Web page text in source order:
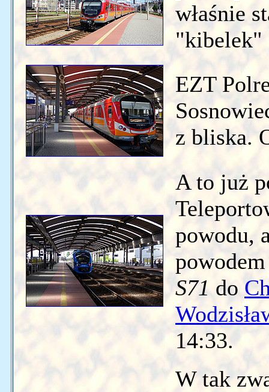
właśnie
"kibelek"
EZT
z bliska.
A to już
powodu,
S71do
14:33.
W tak